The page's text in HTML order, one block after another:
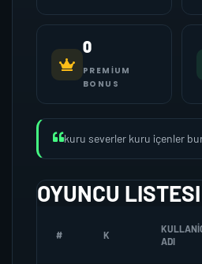
0
PREMIUM
BONUS
kuru severler kuru içenler
OYUNCU LISTESI
# K
ADI